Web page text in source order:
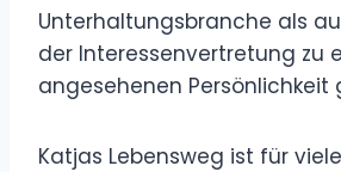
Unterhaltungsbranche als
der Interessenvertretung zu
angesehenen Persönlichkeit
Katjas Lebensweg ist für